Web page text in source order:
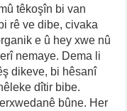
têkoşîn bi van
rê ve dibe, civaka
e û hey xwe nû
nemaye. Dema li
dikeve, bi hêsanî
dîtir bibe.
bûne. Her